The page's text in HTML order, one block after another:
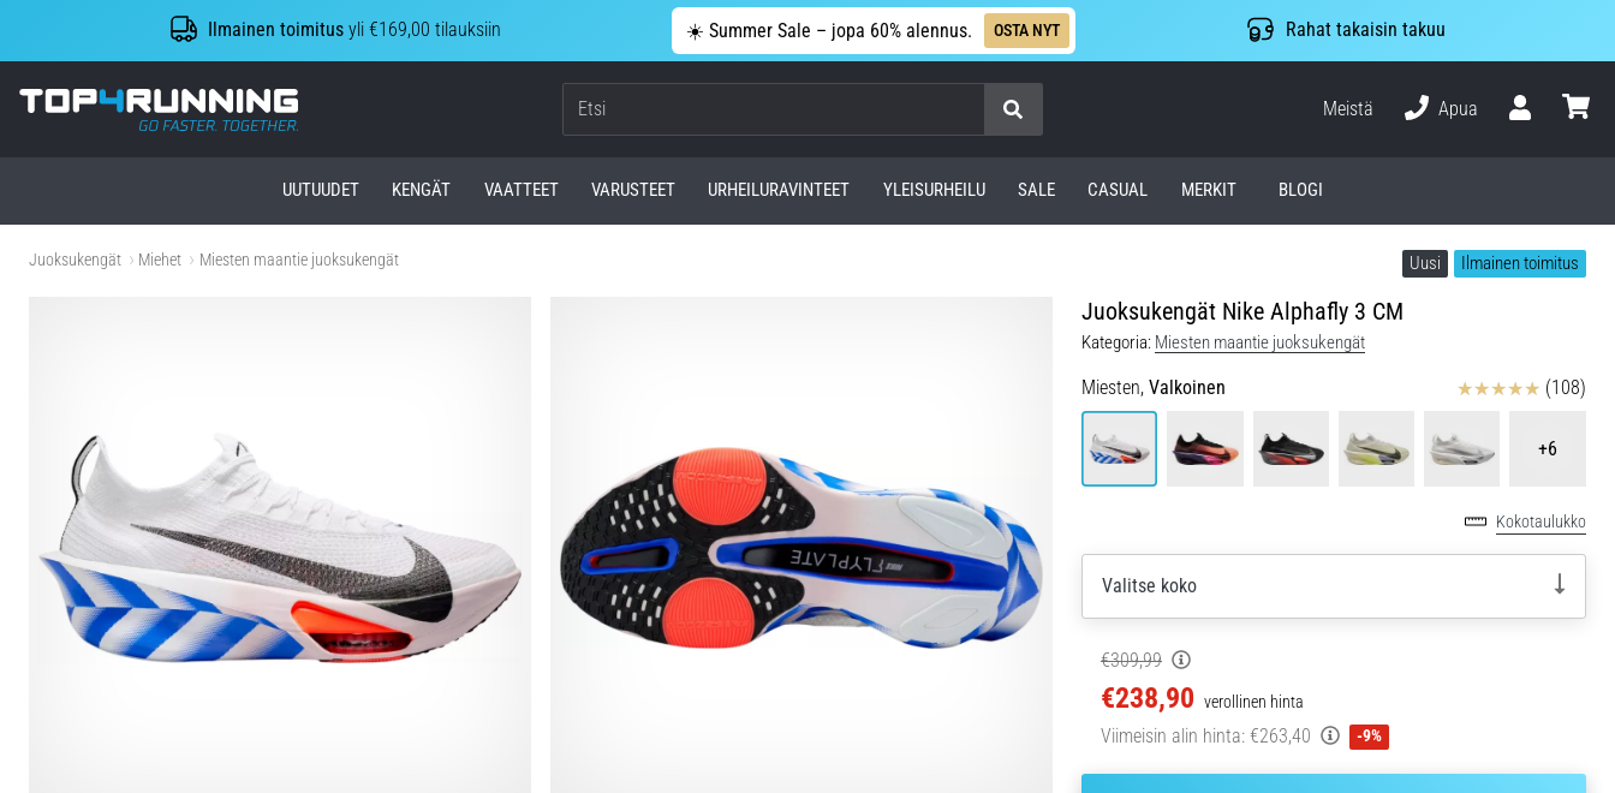
Ilmainen toimitus yli €169,00 tilauksiin ☀️ Summer Sale – jopa 60% alennus. OSTA NYT Rahat takaisin takuu
Top4Running.fi
Meistä
Apua
UUTUUDET KENGÄT VAATTEET VARUSTEET URHEILURAVINTEET YLEISURHEILU SALE CASUAL MERKIT BLOGI
Juoksukengät Miehet Miesten maantie juoksukengät Uusi Ilmainen toimitus
Juoksukengät Nike Alphafly 3 CM
Kategoria: Miesten maantie juoksukengät
Miesten, Valkoinen Arvostelut (108)
+6
Kokotaulukko
Valitse koko
€309,99
€238,90 verollinen hinta
Viimeisin alin hinta: €263,40 -9%